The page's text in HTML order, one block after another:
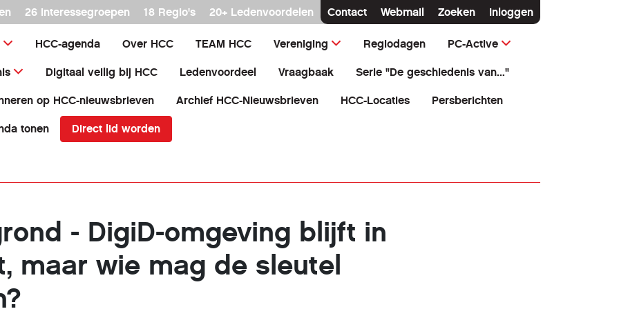
26 interessegroepen 18 Regio's 20+ Ledenvoordelen Contact Webmail Zoeken Inloggen
HCC-agenda Over HCC TEAM HCC Vereniging Regiodagen PC-Active
Digitaal veilig bij HCC Ledenvoordeel Vraagbaak Serie "De geschiedenis van..."
op HCC-nieuwsbrieven Archief HCC-Nieuwsbrieven HCC-Locaties Persberichten
tonen Direct lid worden
- DigiD-omgeving blijft in
maar wie mag de sleutel